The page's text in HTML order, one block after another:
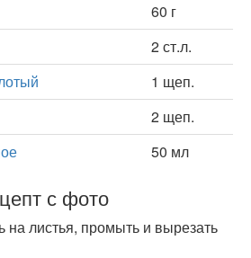
60 г
2 ст.л.
1 щеп.
2 щеп.
50 мл
с фото
на листья, промыть и вырезать